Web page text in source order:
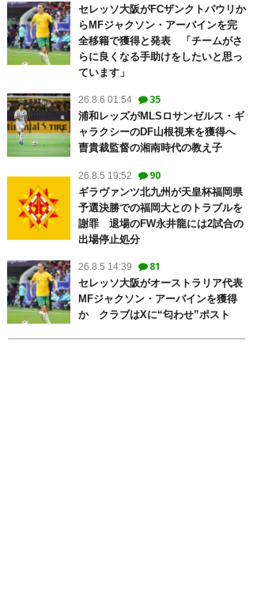
セレッソ大阪がFCザンクトパウリか
らMFジャクソン・アーバインを完
全移籍で獲得と発表 「チームがさ
らに良くなる手助けをしたいと思っ
ています」
26.8.6 01:54 35
浦和レッズがMLSロサンゼルス・ギ
ャラクシーのDF山根視来を獲得へ
曺貴裁監督の湘南時代の教え子
26.8.5 19:52 90
ギラヴァンツ北九州が天皇杯福岡県
予選決勝での福岡大とのトラブルを
謝罪 退場のFW永井龍には2試合の
出場停止処分
26.8.5 14:39 81
セレッソ大阪がオーストラリア代表
MFジャクソン・アーバインを獲得
か クラブはXに“匂わせ”ポスト